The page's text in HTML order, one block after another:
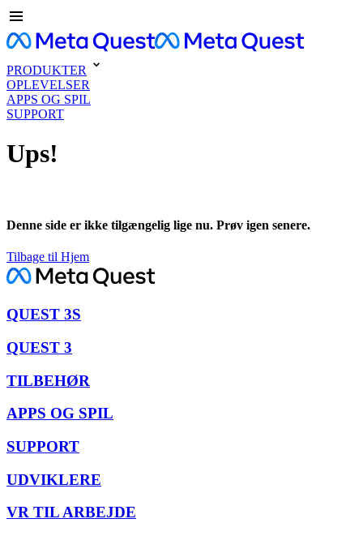
PRODUKTER
OPLEVELSER
APPS OG SPIL
SUPPORT
Ups!
Denne side er ikke tilgængelig lige nu. Prøv igen senere.
Tilbage til Hjem
QUEST 3S
QUEST 3
TILBEHØR
APPS OG SPIL
SUPPORT
UDVIKLERE
VR TIL ARBEJDE